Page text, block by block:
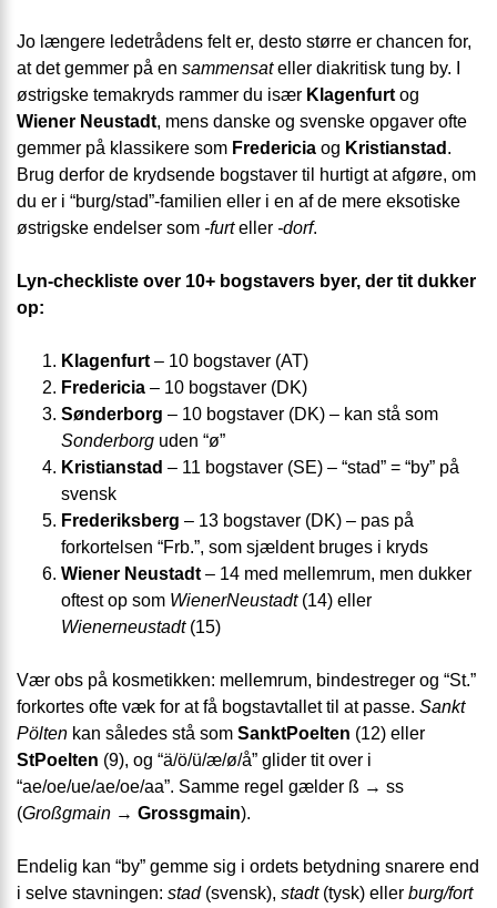
Jo længere ledetrådens felt er, desto større er chancen for,
at det gemmer på en sam­mensateller diakritisk tung by. I
østrigske tema­kryds rammer du især Klagenfurt og
Wiener Neustadt, mens danske og svenske opgaver ofte
gemmer på klassikere som Fredericia og Kristianstad .
Brug derfor de krydsende bogstaver til hurtigt at afgøre, om
du er i “burg/stad”-familien eller i en af de mere eksotiske
østrigske endelser som -furteller -dorf.
Lyn-checkliste over 10+ bogstavers byer, der tit dukker
op:
Klagenfurt – 10 bogstaver (AT)
Fredericia – 10 bogstaver (DK)
Sønderborg – 10 bogstaver (DK) – kan stå som
Sonderborg uden “ø”
Kristianstad – 11 bogstaver (SE) – “stad” = “by” på
svensk
Frederiksberg – 13 bogstaver (DK) – pas på
forkortelsen “Frb.”, som sjældent bruges i kryds
Wiener Neustadt – 14 med mellemrum, men dukker
oftest op som WienerNeustadt(14) eller
Wienerneustadt(15)
Vær obs på kosmetikken: mellemrum, bindestreger og “St.”
forkortes ofte væk for at få bogstavtallet til at passe. Sankt
Pölten kan således stå som SanktPoelten (12) eller
StPoelten (9), og “ä/ö/ü/æ/ø/å” glider tit over i
“ae/oe/ue/ae/oe/aa”. Samme regel gælder ß → ss
(Großgmain → Grossgmain).
Endelig kan “by” gemme sig i ordets betydning snarere end
i selve stavningen: stad(svensk), stadt(tysk) eller burg/fort